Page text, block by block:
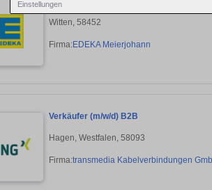
Einstellungen
Witten, 58452
Firma:EDEKA Meierjohann
Verkäufer (m/w/d) B2B
Hagen, Westfalen, 58093
Firma:transmedia Kabelverbindungen